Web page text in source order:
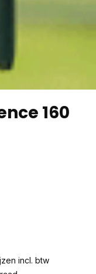
160
incl. btw